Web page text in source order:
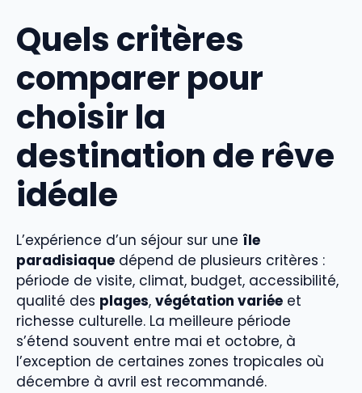
Quels critères
comparer pour
choisir la
destination de rêve
idéale
L’expérience d’un séjour sur une île
paradisiaque dépend de plusieurs critères :
période de visite, climat, budget, accessibilité,
qualité des plages, végétation variée et
richesse culturelle. La meilleure période
s’étend souvent entre mai et octobre, à
l’exception de certaines zones tropicales où
décembre à avril est recommandé.